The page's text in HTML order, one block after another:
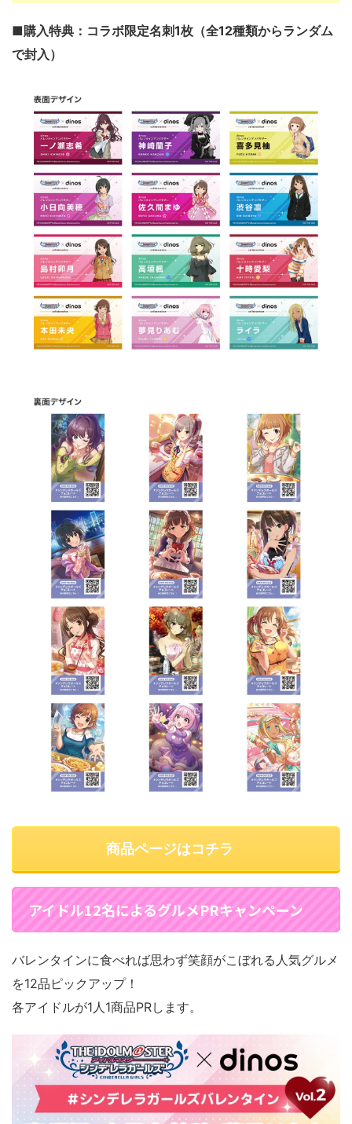
■購入特典：コラボ限定名刺1枚（全12種類からランダム
で封入）
商品ページはコチラ
アイドル12名によるグルメPRキャンペーン
バレンタインに食べれば思わず笑顔がこぼれる人気グルメ
を12品ピックアップ！
各アイドルが1人1商品PRします。